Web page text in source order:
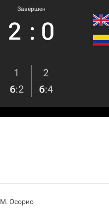
Завершен
2 : 0
1
2
6:2 6:4
М. Осорио